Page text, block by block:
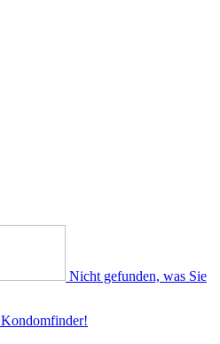
Nicht gefunden, was Sie
Kondomfinder!